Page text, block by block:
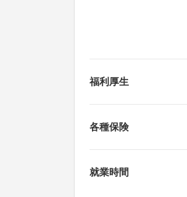
福利厚生
各種保険
就業時間